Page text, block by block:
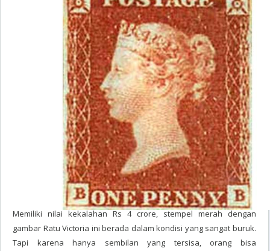
Memiliki nilai kekalahan Rs 4 crore, stempel merah dengan
gambar Ratu Victoria ini berada dalam kondisi yang sangat buruk.
Tapi karena hanya sembilan yang tersisa, orang bisa